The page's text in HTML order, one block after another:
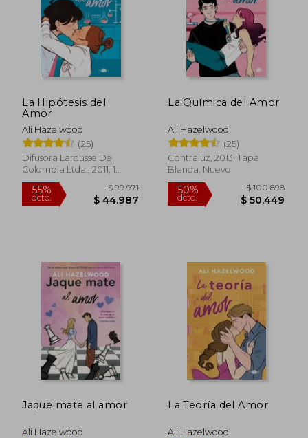
La Hipótesis del
Amor
Ali Hazelwood
(25)
Difusora Larousse De
Colombia Ltda., 2011, 1
Edición, Tapa Blanda,
Nuevo
La Química del Amor
Ali Hazelwood
(25)
Contraluz, 2013, Tapa
Blanda, Nuevo
Jaque mate al amor
Ali Hazelwood
La Teoría del Amor
Ali Hazelwood